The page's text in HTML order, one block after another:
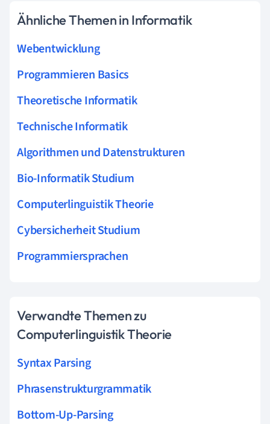
Ähnliche Themen in Informatik
Webentwicklung
Programmieren Basics
Theoretische Informatik
Technische Informatik
Algorithmen und Datenstrukturen
Bio-Informatik Studium
Computerlinguistik Theorie
Cybersicherheit Studium
Programmiersprachen
Verwandte Themen zu
Computerlinguistik Theorie
Syntax Parsing
Phrasenstrukturgrammatik
Bottom-Up-Parsing